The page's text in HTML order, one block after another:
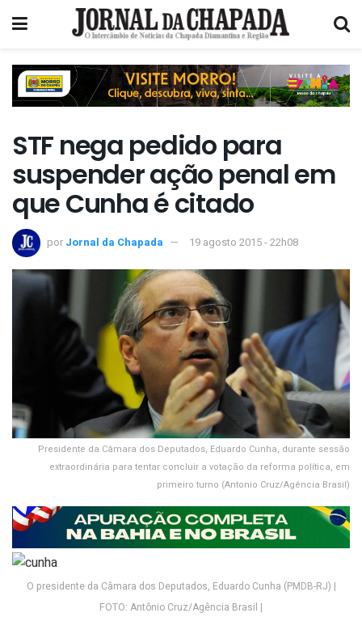
STF nega pedido para
suspender ação penal em
que Cunha é citado
por Jornal da Chapada 19 agosto 2015 - 22h08
Presidente da Câmara dos Deputados, Eduardo Cunha, durante sessão
extraordinária para tentar concluir a votação da reforma política, em
primeiro turno (Antonio Cruz/Agência Brasil)
O presidente da Câmara dos Deputados, Eduardo Cunha (PMDB-RJ) |
FOTO: Antônio Cruz/Agência Brasil |